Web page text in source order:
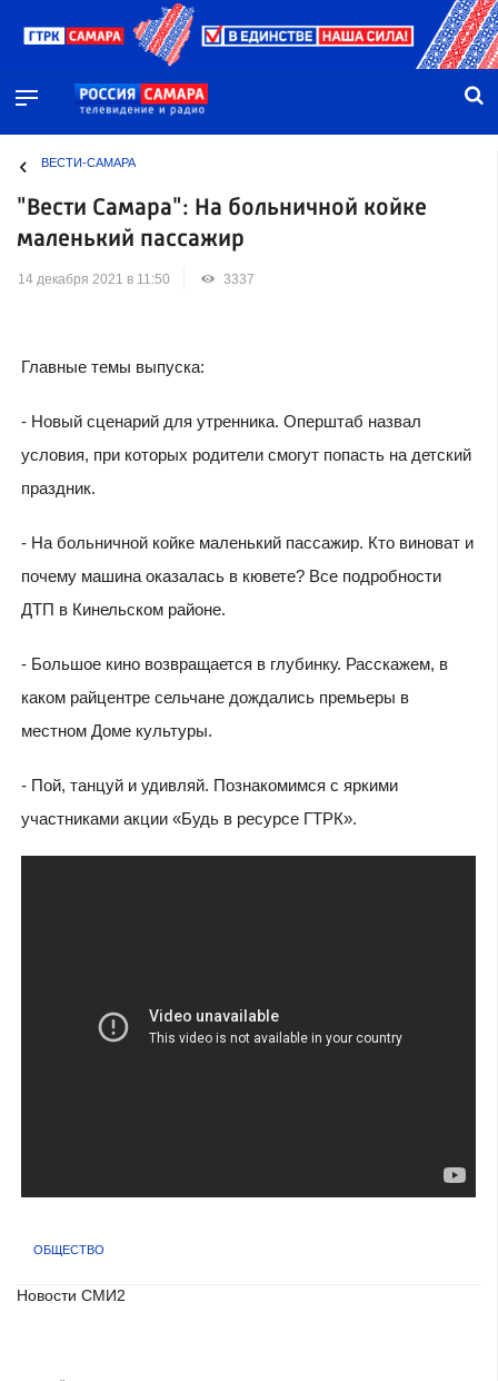
ВЕСТИ-САМАРА
"Вести Самара": На больничной койке
маленький пассажир
14 декабря 2021 в 11:50 3337
Главные темы выпуска:
- Новый сценарий для утренника. Оперштаб назвал
условия, при которых родители смогут попасть на детский
праздник.
- На больничной койке маленький пассажир. Кто виноват и
почему машина оказалась в кювете? Все подробности
ДТП в Кинельском районе.
- Большое кино возвращается в глубинку. Расскажем, в
каком райцентре сельчане дождались премьеры в
местном Доме культуры.
- Пой, танцуй и удивляй. Познакомимся с яркими
участниками акции «Будь в ресурсе ГТРК».
ОБЩЕСТВО
Новости СМИ2